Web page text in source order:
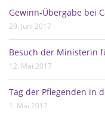
Gewinn-Übergabe bei
29. Juni 2017
Besuch der Ministerin
12. Mai 2017
Tag der Pflegenden in
1. Mai 2017